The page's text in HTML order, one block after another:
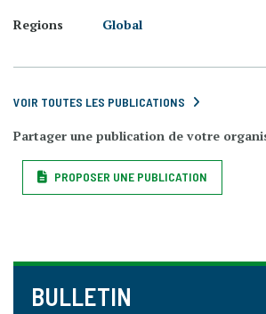
Regions
Global
VOIR TOUTES LES PUBLICATIONS
Partager une publication de votre
PROPOSER UNE PUBLICATION
BULLETIN